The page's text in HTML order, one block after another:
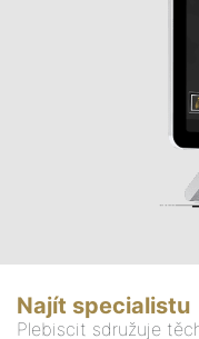
Najít specialistu
Plebiscit sdružuje